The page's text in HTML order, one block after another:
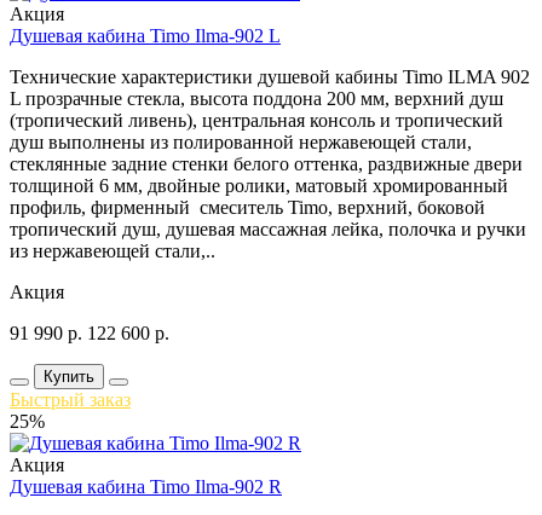
Акция
Душевая кабина Timo Ilma-902 L
Технические характеристики душевой кабины Timo ILMA 902
L прозрачные стекла, высота поддона 200 мм, верхний душ
(тропический ливень), центральная консоль и тропический
душ выполнены из полированной нержавеющей стали,
стеклянные задние стенки белого оттенка, раздвижные двери
толщиной 6 мм, двойные ролики, матовый хромированный
профиль, фирменный смеситель Timo, верхний, боковой
тропический душ, душевая массажная лейка, полочка и ручки
из нержавеющей стали,..
Акция
91 990 р. 122 600 р.
Купить
Быстрый заказ
25%
Акция
Душевая кабина Timo Ilma-902 R